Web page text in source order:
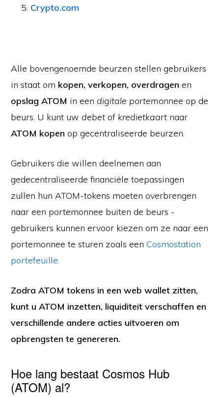
Crypto.com
Alle bovengenoemde beurzen stellen gebruikers
in staat om kopen, verkopen, overdragen en
opslag ATOM in een digitale portemonnee op de
beurs. U kunt uw debet of kredietkaart naar
ATOM kopenop gecentraliseerde beurzen.
Gebruikers die willen deelnemen aan
gedecentraliseerde financiële toepassingen
zullen hun ATOM-tokens moeten overbrengen
naar een portemonnee buiten de beurs -
gebruikers kunnen ervoor kiezen om ze naar een
portemonnee te sturen zoals eenCosmostation
portefeuille.
Zodra ATOM tokens in een web wallet zitten,
kunt u ATOM inzetten, liquiditeit verschaffen en
verschillende andere acties uitvoeren om
opbrengsten te genereren.
Hoe lang bestaat Cosmos Hub
(ATOM) al?